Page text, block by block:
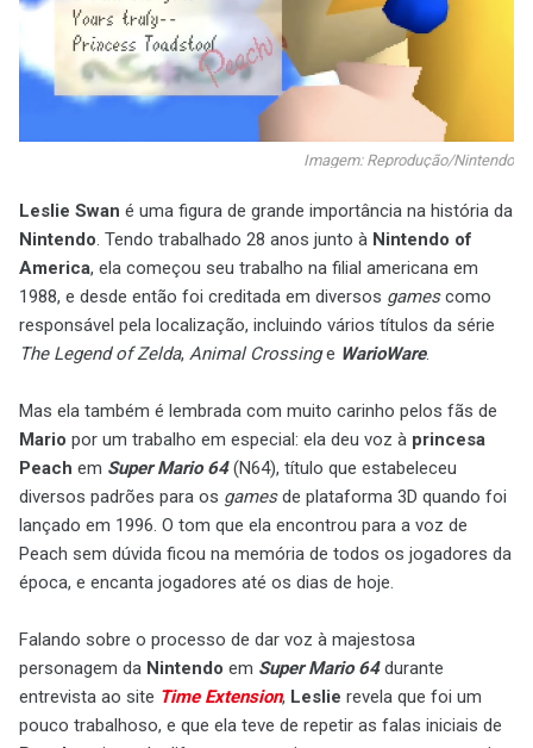
Imagem: Reprodução/Nintendo
Leslie Swan é uma figura de grande importância na história da
Nintendo. Tendo trabalhado 28 anos junto à Nintendo of
America, ela começou seu trabalho na filial americana em
1988, e desde então foi creditada em diversos gamescomo
responsável pela localização, incluindo vários títulos da série
The Legend of Zelda, Animal Crossinge WarioWare.
Mas ela também é lembrada com muito carinho pelos fãs de
Mario por um trabalho em especial: ela deu voz à princesa
Peach em Super Mario 64(N64), título que estabeleceu
diversos padrões para os gamesde plataforma 3D quando foi
lançado em 1996. O tom que ela encontrou para a voz de
Peach sem dúvida ficou na memória de todos os jogadores da
época, e encanta jogadores até os dias de hoje.
Falando sobre o processo de dar voz à majestosa
personagem da Nintendo em Super Mario 64durante
entrevista ao site Time Extension, Leslie revela que foi um
pouco trabalhoso, e que ela teve de repetir as falas iniciais de